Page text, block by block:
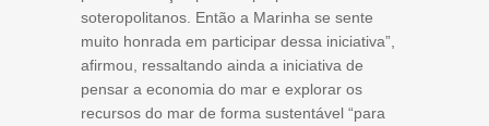
soteropolitanos. Então a Marinha se sente
muito honrada em participar dessa iniciativa”,
afirmou, ressaltando ainda a iniciativa de
pensar a economia do mar e explorar os
recursos do mar de forma sustentável “para